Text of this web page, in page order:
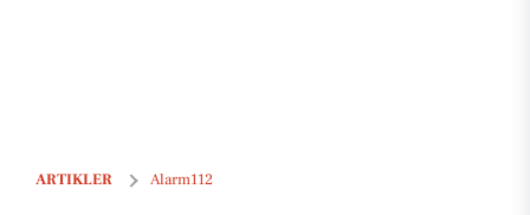
ARTIKLER Alarm112
Knivoverfald og røveri i Randers midtby